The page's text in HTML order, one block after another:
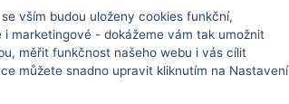
Ochrana osobních údajů
vším budou uloženy cookies funkční,
marketingové - dokážeme vám tak umožnit
měřit funkčnost našeho webu i vás cílit
můžete snadno upravit kliknutím na Nastavení